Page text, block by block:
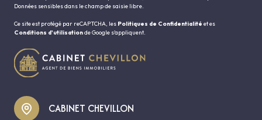
Données sensibles dans le champ de saisie libre.
Ce site est protégé par reCAPTCHA, les Politiques de Confidentialité et es
Conditions d'utilisationde Google s'appliquent.
CABINET CHEVILLON